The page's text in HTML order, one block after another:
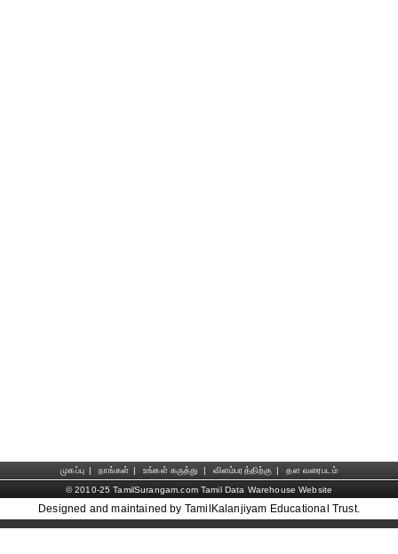
முகப்பு | நாங்கள் | உங்கள் கருத்து | விளம்பரத்திற்கு |
தள வரைபடம்
© 2010-25 TamilSurangam.com Tamil Data Warehouse Website
Designed and maintained by TamilKalanjiyam Educational Trust.